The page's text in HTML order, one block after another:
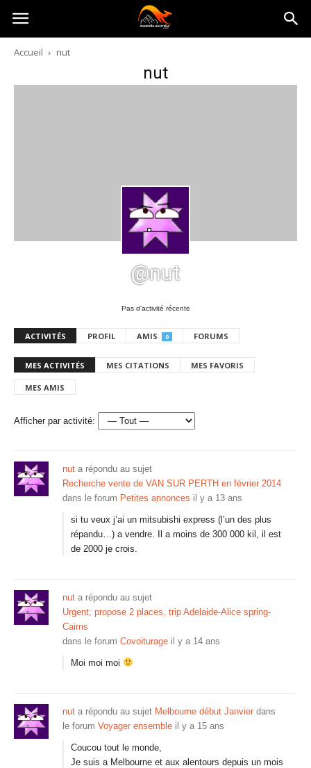
Australia-
australie.com
Accueil nut
nut
@nut
Pas d’activité récente
ACTIVITÉS PROFIL AMIS 0 FORUMS
MES ACTIVITÉS MES CITATIONS MES FAVORIS
MES AMIS
Afficher par activité:
nut a répondu au sujet
Recherche vente de VAN SUR PERTH en février 2014
dans le forum Petites annonces il y a 13 ans
si tu veux j’ai un mitsubishi express (l’un des plus
répandu…) a vendre. Il a moins de 300 000 kil, il est
de 2000 je crois.
nut a répondu au sujet
Urgent; propose 2 places, trip Adelaide-Alice spring-
Cairns
dans le forum Covoiturage il y a 14 ans
Moi moi moi
nut a répondu au sujet Melbourne début Janvier dans
le forum Voyager ensemble il y a 15 ans
Coucou tout le monde,
Je suis a Melbourne et aux alentours depuis un mois